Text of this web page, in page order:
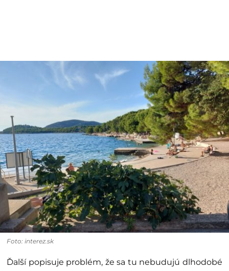
Foto: interez.sk
Ďalší popisuje problém, že sa tu nebudujú dlhodobé